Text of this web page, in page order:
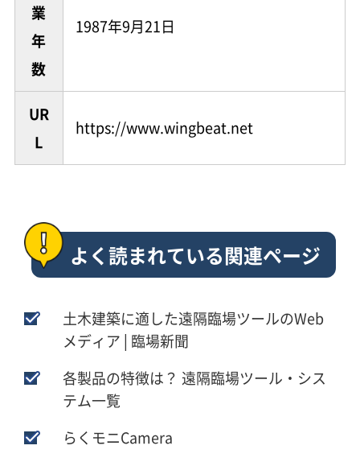
業
年
数
1987年9月21日
UR
L
https://www.wingbeat.net
よく読まれている関連ページ
土木建築に適した遠隔臨場ツールのWeb
メディア│臨場新聞
各製品の特徴は？ 遠隔臨場ツール・シス
テム一覧
らくモニCamera